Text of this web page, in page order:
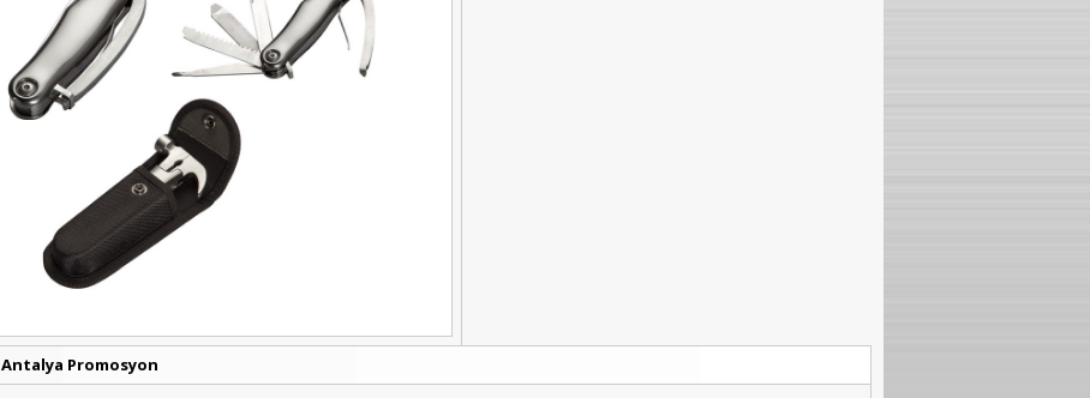
Antalya Promosyon